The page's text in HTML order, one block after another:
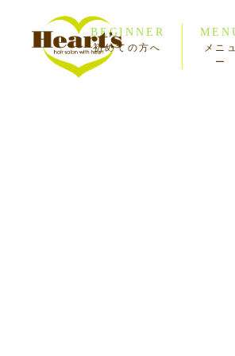
BEGINNER
初めての方へ
メニュ
ー